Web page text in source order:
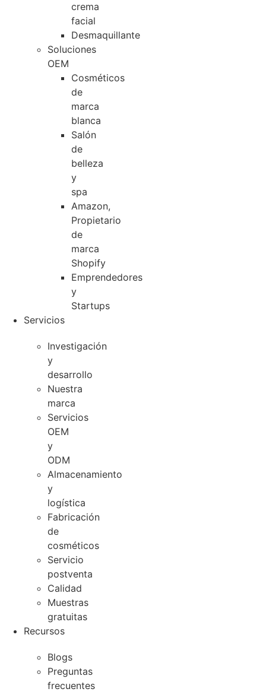
crema
facial
Desmaquillante
Soluciones
OEM
Cosméticos
de
marca
blanca
Salón
de
belleza
y
spa
Amazon,
Propietario
de
marca
Shopify
Emprendedores
y
Startups
Servicios
Investigación
y
desarrollo
Nuestra
marca
Servicios
OEM
y
ODM
Almacenamiento
y
logística
Fabricación
de
cosméticos
Servicio
postventa
Calidad
Muestras
gratuitas
Recursos
Blogs
Preguntas
frecuentes